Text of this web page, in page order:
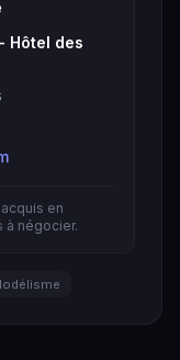
Hôtel des
en
à négocier.